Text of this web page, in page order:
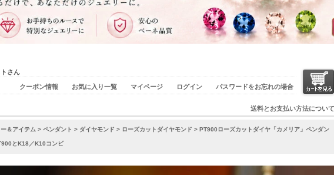
さん
クーポン情報 お気に入り一覧 マイページ ログイン パスワードをお忘れの場合
送料とお支払い方法について
＆アイテム > ペンダント > ダイヤモンド > ローズカットダイヤモンド > PT900ローズカットダイヤ「カメリア」ペンダン
とK18／K10コンビ